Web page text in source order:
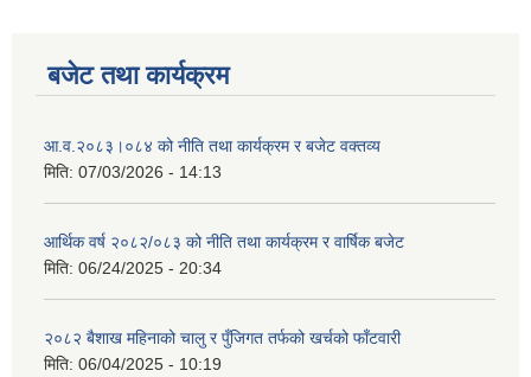
बजेट तथा कार्यक्रम
आ.व.२०८३।०८४ को नीति तथा कार्यक्रम र बजेट वक्तव्य
मिति: 07/03/2026 - 14:13
आर्थिक वर्ष २०८२/०८३ को नीति तथा कार्यक्रम र वार्षिक बजेट
मिति: 06/24/2025 - 20:34
२०८२ बैशाख महिनाको चालु र पुँजिगत तर्फको खर्चको फाँटवारी
मिति: 06/04/2025 - 10:19